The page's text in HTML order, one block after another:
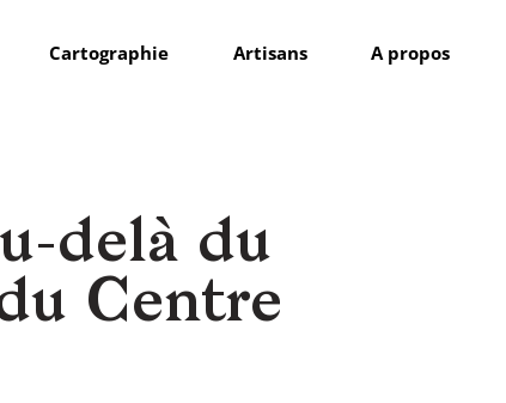
Cartographie Artisans A propos
delà du
Centre